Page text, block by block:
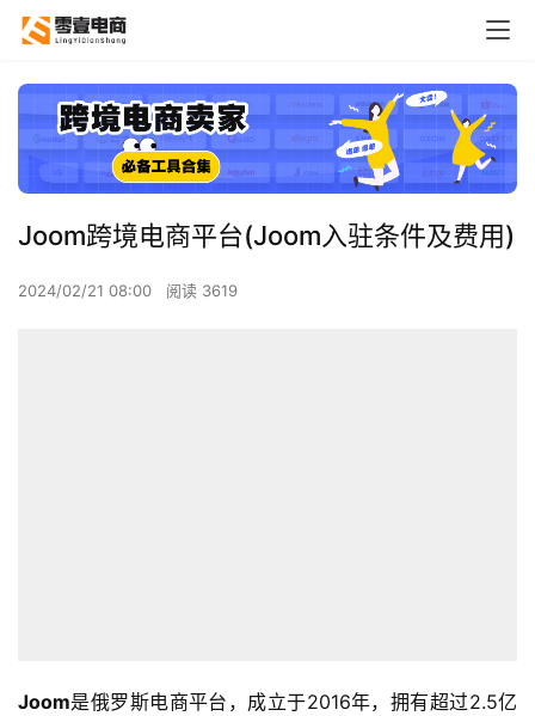
Joom跨境电商平台(Joom入驻条件及费用)
2024/02/21 08:00 阅读 3619
Joom是俄罗斯电商平台，成立于2016年，拥有超过2.5亿